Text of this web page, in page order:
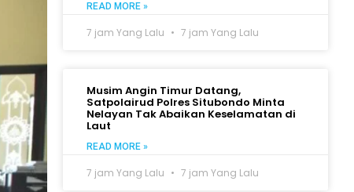
READ MORE »
7 jam Yang Lalu 7 jam Yang Lalu
Musim Angin Timur Datang,
Satpolairud Polres Situbondo Minta
Nelayan Tak Abaikan Keselamatan di
Laut
READ MORE »
7 jam Yang Lalu 7 jam Yang Lalu